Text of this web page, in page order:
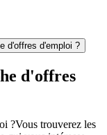
d'offres d'emploi ?
d'offres
?Vous trouverez les